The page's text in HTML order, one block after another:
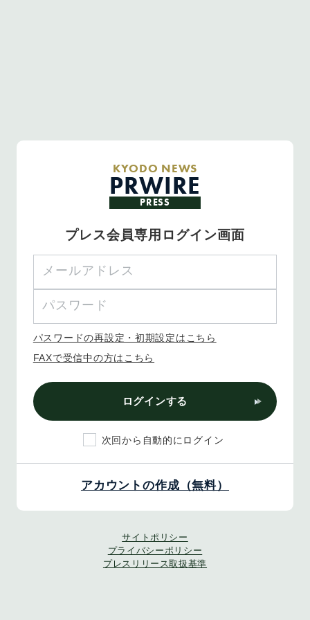
KYODO NEWS
PRWIRE
PRESS
プレス会員専用ログイン画面
パスワードの再設定・初期設定はこちら
FAXで受信中の方はこちら
ログインする
次回から自動的にログイン
アカウントの作成（無料）
サイトポリシー
プライバシーポリシー
プレスリリース取扱基準